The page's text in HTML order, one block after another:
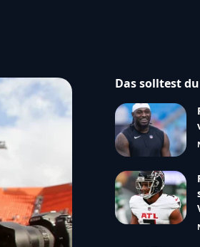
Das solltest